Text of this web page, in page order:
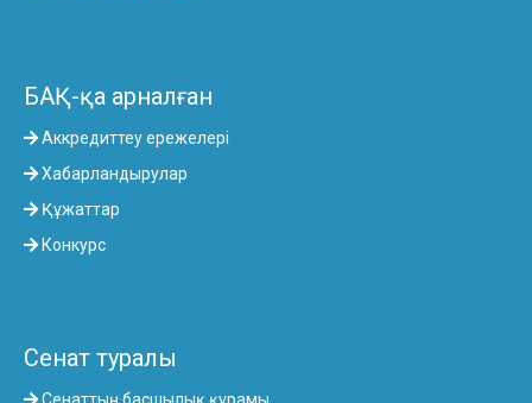
БАҚ-қа арналған
Аккредиттеу ережелері
Хабарландырулар
Құжаттар
Конкурс
Сенат туралы